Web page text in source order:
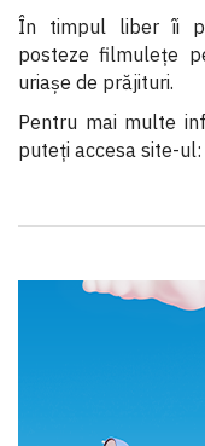
În timpul liber îi
posteze filmuleţe
uriaşe de prăjituri.
Pentru mai multe
puteţi accesa site-ul: